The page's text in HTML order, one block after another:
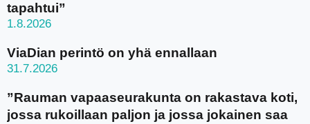
tapahtui”
1.8.2026
ViaDian perintö on yhä ennallaan
31.7.2026
”Rauman vapaaseurakunta on rakastava koti,
jossa rukoillaan paljon ja jossa jokainen saa